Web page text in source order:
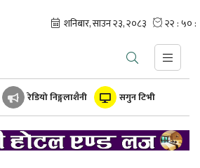
रेडियो निङ्गलाशैनी सगुन टिभी